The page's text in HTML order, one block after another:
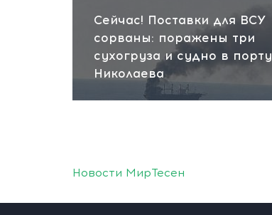
Сейчас! Поставки для ВСУ
сорваны: поражены три
сухогруза и судно в порту
Николаева
Новости МирТесен